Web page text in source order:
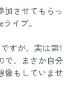
加させてもらっ
イブ。
すが、実は第1
で、まさか自分
像もしていませ